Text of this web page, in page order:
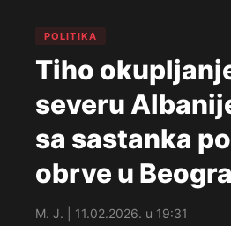
POLITIKA
Tiho
severu
sa sastanka
obrve u
M. J. | 11.02.2026. u 19:31